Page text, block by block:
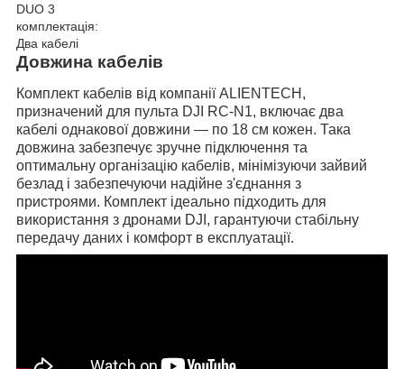
DUO 3
комплектація:
Два кабелі
Довжина кабелів
Комплект кабелів від компанії ALIENTECH,
призначений для пульта DJI RC-N1, включає два
кабелі однакової довжини — по 18 см кожен. Така
довжина забезпечує зручне підключення та
оптимальну організацію кабелів, мінімізуючи зайвий
безлад і забезпечуючи надійне з'єднання з
пристроями. Комплект ідеально підходить для
використання з дронами DJI, гарантуючи стабільну
передачу даних і комфорт в експлуатації.